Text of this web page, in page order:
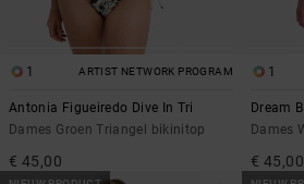
1 ARTIST NETWORK PROGRAM
Antonia Figueiredo Dive In Tri
Dames Groen Triangel bikinitop
€ 45,00
1
Dream
Dames
€ 45,00